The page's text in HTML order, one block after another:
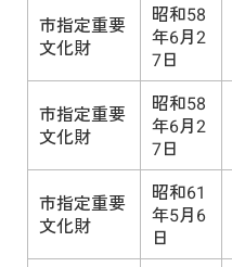
市指定重要
文化財
昭和58
年6月2
7日
市指定重要
文化財
昭和58
年6月2
7日
市指定重要
文化財
昭和61
年5月6
日